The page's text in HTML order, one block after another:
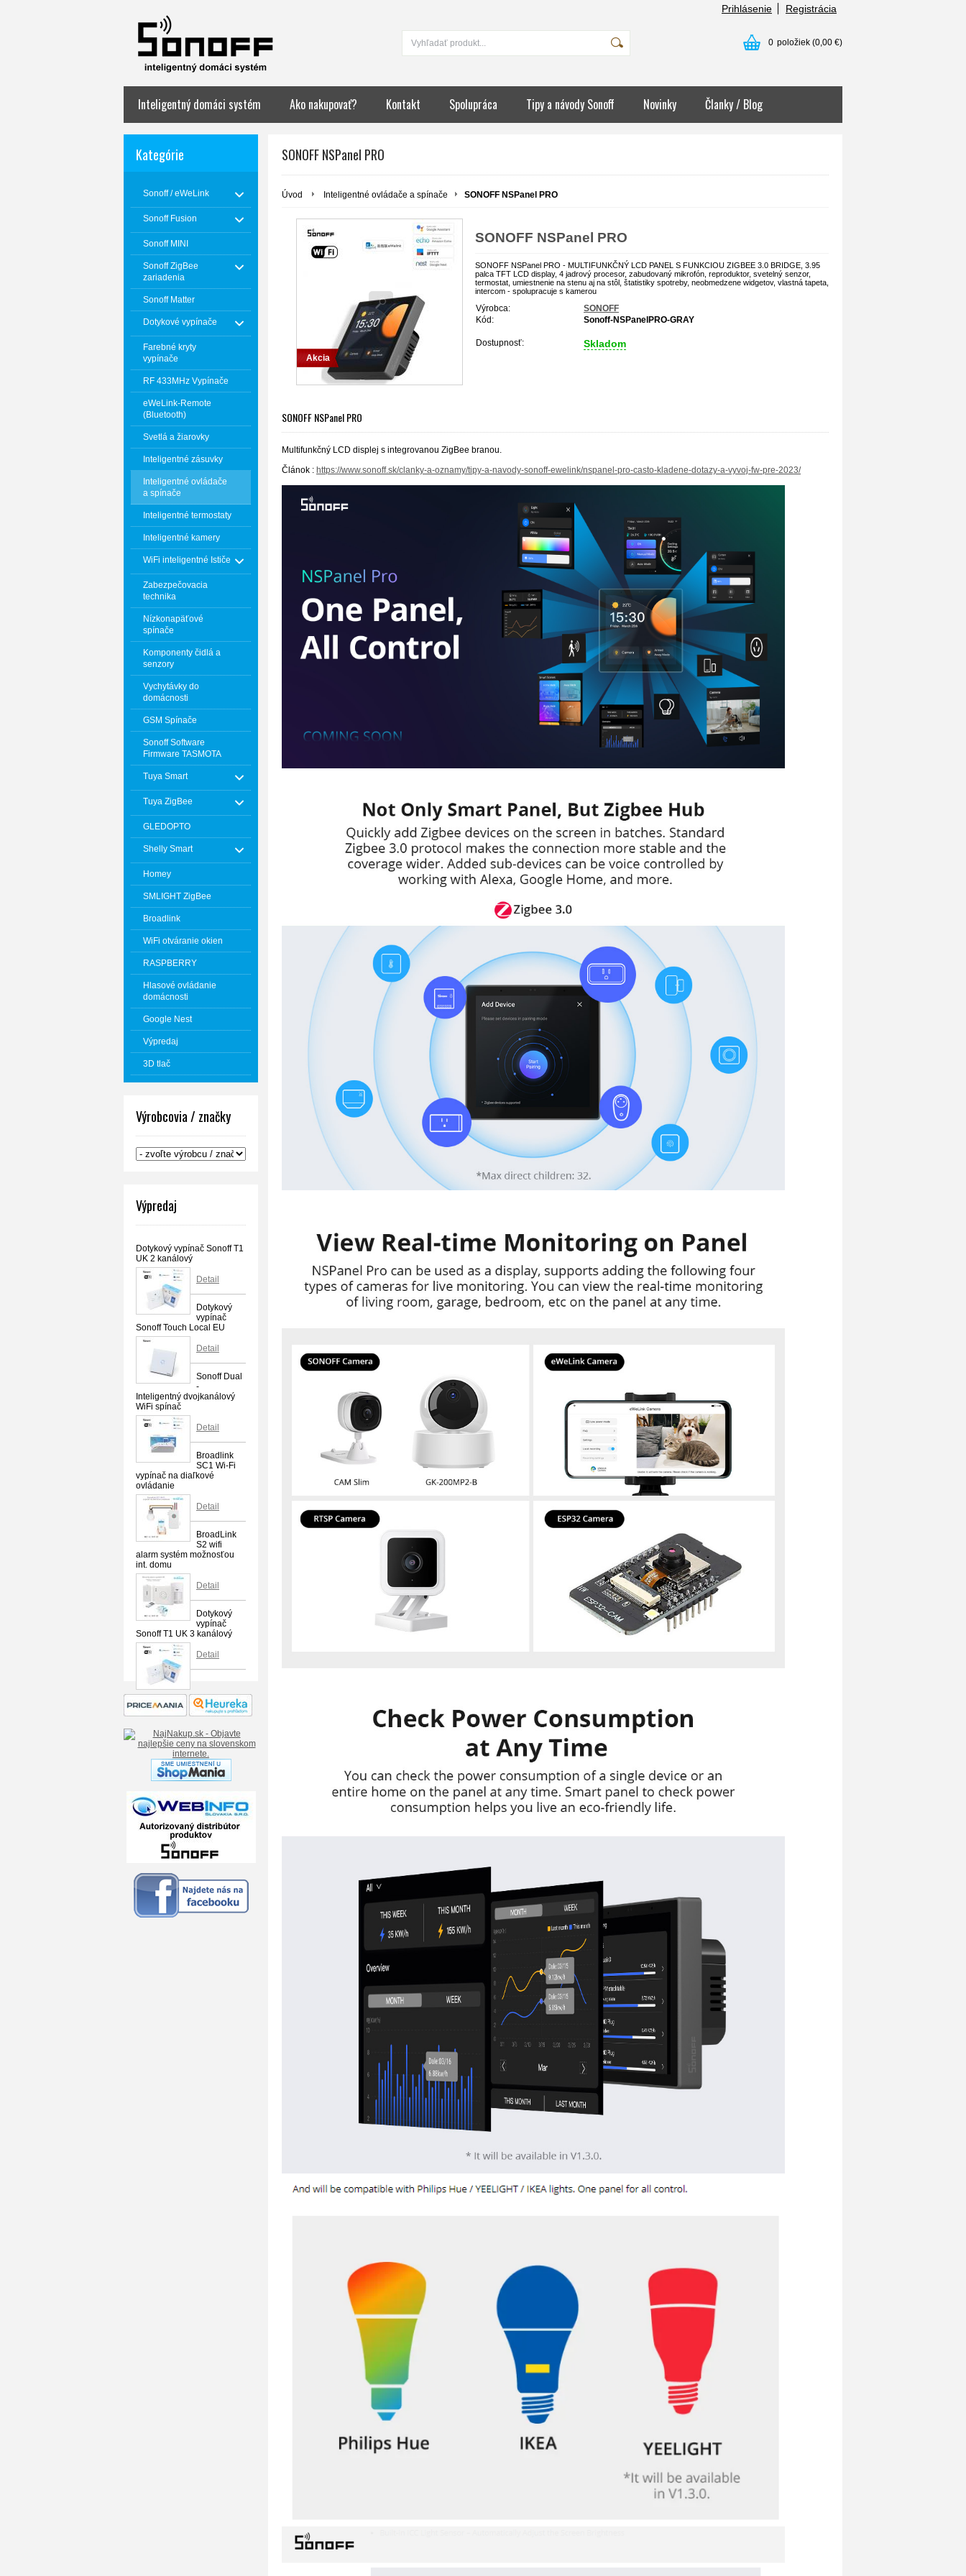
Prihlásenie Registrácia
0 položiek (0,00 €)
Inteligentný domáci systém Ako nakupovať? Kontakt Spolupráca Tipy a návody Sonoff Novinky Članky / Blog
Kategórie
Sonoff / eWeLink
Sonoff Fusion
Sonoff MINI
Sonoff ZigBee
zariadenia
Sonoff Matter
Dotykové vypínače
Farebné kryty
vypínače
RF 433MHz Vypínače
eWeLink-Remote
(Bluetooth)
Svetlá a žiarovky
Inteligentné zásuvky
Inteligentné ovládače
a spínače
Inteligentné termostaty
Inteligentné kamery
WiFi inteligentné Ističe
Zabezpečovacia
technika
Nízkonapäťové
spínače
Komponenty čidlá a
senzory
Vychytávky do
domácnosti
GSM Spínače
Sonoff Software
Firmware TASMOTA
Tuya Smart
Tuya ZigBee
GLEDOPTO
Shelly Smart
Homey
SMLIGHT ZigBee
Broadlink
WiFi otváranie okien
RASPBERRY
Hlasové ovládanie
domácnosti
Google Nest
Výpredaj
3D tlač
Výrobcovia / značky
Výpredaj
Dotykový vypínač Sonoff T1
UK 2 kanálový
Detail
Dotykový
vypínač
Sonoff Touch Local EU
Detail
Sonoff Dual
-
Inteligentný dvojkanálový
WiFi spínač
Detail
Broadlink
SC1 Wi-Fi
vypínač na diaľkové
ovládanie
Detail
BroadLink
S2 wifi
alarm systém možnosťou
int. domu
Detail
Dotykový
vypínač
Sonoff T1 UK 3 kanálový
Detail
SONOFF NSPanel PRO
Úvod Inteligentné ovládače a spínače SONOFF NSPanel PRO
Akcia
SONOFF NSPanel PRO
SONOFF NSPanel PRO - MULTIFUNKČNÝ LCD PANEL S FUNKCIOU ZIGBEE 3.0 BRIDGE, 3.95
palca TFT LCD display, 4 jadrový procesor, zabudovaný mikrofón, reproduktor, svetelný senzor,
termostat, umiestnenie na stenu aj na stôl, štatistiky spotreby, neobmedzene widgetov, vlastná tapeta,
intercom - spolupracuje s kamerou
Výrobca:
SONOFF
Kód:
Sonoff-NSPanelPRO-GRAY
Dostupnosť: Skladom
SONOFF NSPanel PRO
Multifunkčný LCD displej s integrovanou ZigBee branou.
Článok : https://www.sonoff.sk/clanky-a-oznamy/tipy-a-navody-sonoff-ewelink/nspanel-pro-casto-kladene-dotazy-a-vyvoj-fw-pre-2023/